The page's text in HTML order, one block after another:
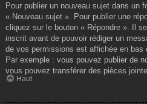
Pour publier un nouveau sujet dans un
« Nouveau sujet ». Pour publier une
cliquez sur le bouton « Répondre ». Il
inscrit avant de pouvoir rédiger un
de vos permissions est affichée en bas
Par exemple : vous pouvez publier de
vous pouvez transférer des pièces
Haut